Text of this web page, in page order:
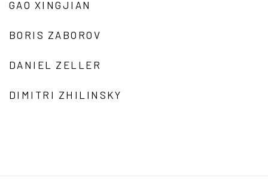
GAO XINGJIAN
BORIS ZABOROV
DANIEL ZELLER
DIMITRI ZHILINSKY